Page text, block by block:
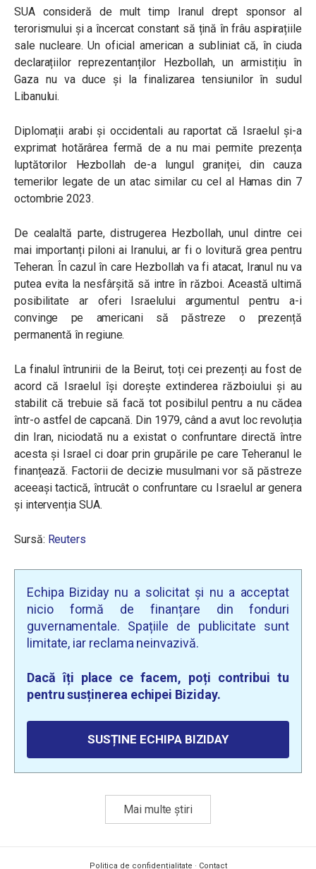
SUA consideră de mult timp Iranul drept sponsor al
terorismului și a încercat constant să țină în frâu aspirațiile
sale nucleare. Un oficial american a subliniat că, în ciuda
declarațiilor reprezentanților Hezbollah, un armistițiu în
Gaza nu va duce și la finalizarea tensiunilor în sudul
Libanului.
Diplomații arabi și occidentali au raportat că Israelul și-a
exprimat hotărârea fermă de a nu mai permite prezența
luptătorilor Hezbollah de-a lungul graniței, din cauza
temerilor legate de un atac similar cu cel al Hamas din 7
octombrie 2023.
De cealaltă parte, distrugerea Hezbollah, unul dintre cei
mai importanți piloni ai Iranului, ar fi o lovitură grea pentru
Teheran. În cazul în care Hezbollah va fi atacat, Iranul nu va
putea evita la nesfârșită să intre în război. Această ultimă
posibilitate ar oferi Israelului argumentul pentru a-i
convinge pe americani să păstreze o prezență
permanentă în regiune.
La finalul întrunirii de la Beirut, toți cei prezenți au fost de
acord că Israelul își dorește extinderea războiului și au
stabilit că trebuie să facă tot posibilul pentru a nu cădea
într-o astfel de capcană. Din 1979, când a avut loc revoluția
din Iran, niciodată nu a existat o confruntare directă între
acesta și Israel ci doar prin grupările pe care Teheranul le
finanțează. Factorii de decizie musulmani vor să păstreze
aceeași tactică, întrucât o confruntare cu Israelul ar genera
și intervenția SUA.
Sursă: Reuters
Echipa Biziday nu a solicitat și nu a acceptat
nicio formă de finanțare din fonduri
guvernamentale. Spațiile de publicitate sunt
limitate, iar reclama neinvazivă.
Dacă îți place ce facem, poți contribui tu
pentru susținerea echipei Biziday.
SUSȚINE ECHIPA BIZIDAY
Mai multe știri
Politica de confidențialitate · Contact